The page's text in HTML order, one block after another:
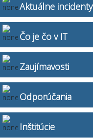
Aktuálne incidenty
Čo je čo v IT
Zaujímavosti
Odporúčania
Inštitúcie